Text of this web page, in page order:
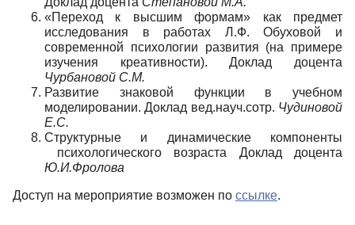
«Переход к высшим формам» как предмет
исследования в работах Л.Ф. Обуховой и
современной психологии развития (на примере
изучения креативности). Доклад доцента
Чурбановой С.М.
Развитие знаковой функции в учебном
моделировании. Доклад вед.науч.сотр. Чудиновой
Е.С.
Структурные и динамические компоненты
психологического возраста Доклад доцента
Ю.И.Фролова
Доступ на мероприятие возможен по ссылке.